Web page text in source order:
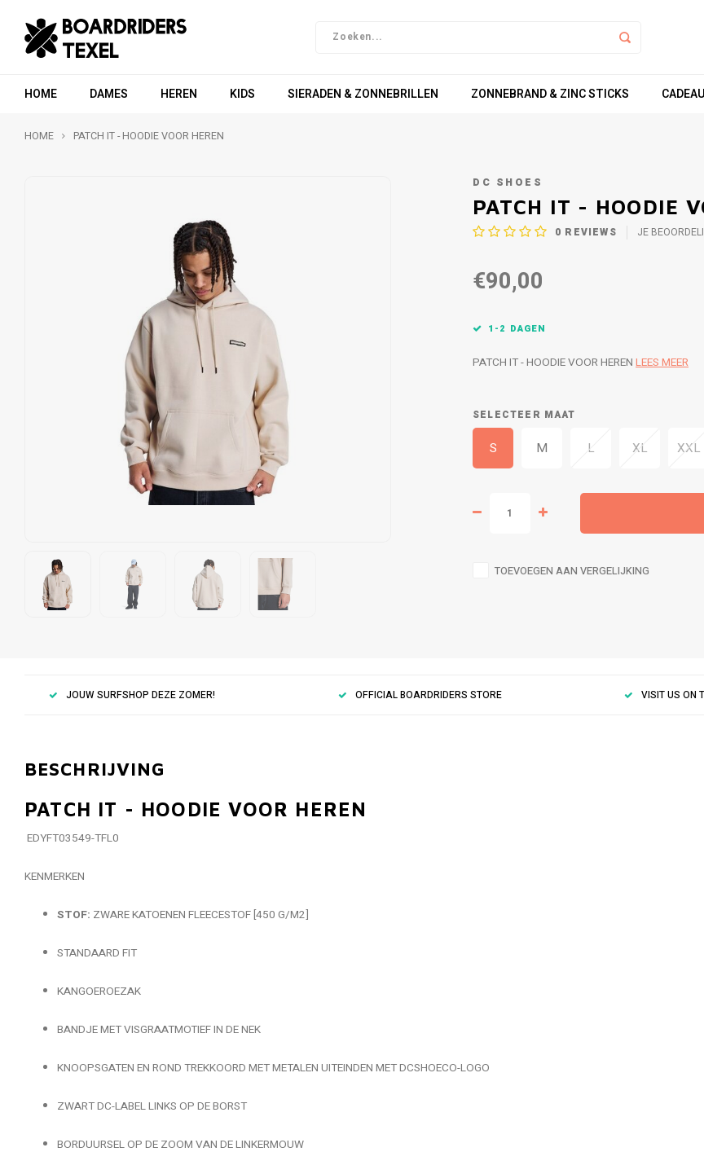
HOME DAMES HEREN KIDS SIERADEN & ZONNEBRILLEN ZONNEBRAND & ZINC STICKS
HOME PATCH IT - HOODIE VOOR HEREN
DC SHOES
PATCH IT - HOODIE
0 REVIEWS JE
€90,00
1-2 DAGEN
PATCH IT - HOODIE VOOR HEREN LEES MEER
SELECTEER MAAT
S M L XL XXL
TOEVOEGEN AAN VERGELIJKING
JOUW SURFSHOP DEZE ZOMER! OFFICIAL BOARDRIDERS STORE VISIT US ON
BESCHRIJVING
PATCH IT - HOODIE VOOR HEREN
EDYFT03549-TFL0
KENMERKEN
STOF: ZWARE KATOENEN FLEECESTOF [450 G/M2]
STANDAARD FIT
KANGOEROEZAK
BANDJE MET VISGRAATMOTIEF IN DE NEK
KNOOPSGATEN EN ROND TREKKOORD MET METALEN UITEINDEN MET DCSHOECO-LOGO
ZWART DC-LABEL LINKS OP DE BORST
BORDUURSEL OP DE ZOOM VAN DE LINKERMOUW